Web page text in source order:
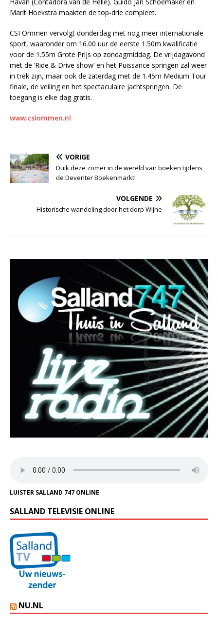
Marit Hoekstra maakten de top-drie compleet.
CSI Ommen vervolgt donderdag met nog meer internationale
sport, waaronder om 16.00 uur de eerste 1.50m kwalificatie
voor de 1.55m Grote Prijs op zondagmiddag. De vrijdagavond
met de ‘Ride & Drive show’ en het Puissance springen zal weer
in trek zijn, maar ook de zaterdag met de 1.45m Medium Tour
finale, de veiling en het spectaculaire jachtspringen. De
toegang is elke dag gratis.
www.csiommen.nl
VORIGE
Duik deze zomer in de wereld van boeken tijdens
de Deventer Boekenmarkt!
VOLGENDE
Historische wandeling door het dorp Wijhe
LUISTER SALLAND 747 ONLINE
SALLAND TELEVISIE ONLINE
NU.NL